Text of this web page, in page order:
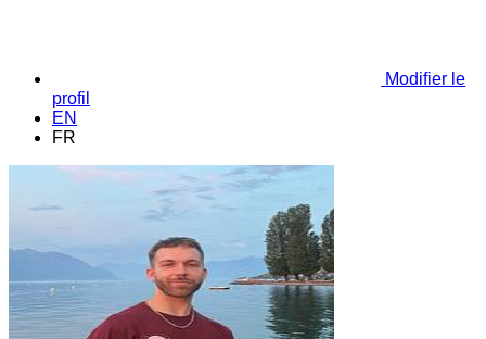
Modifier le
profil
EN
FR